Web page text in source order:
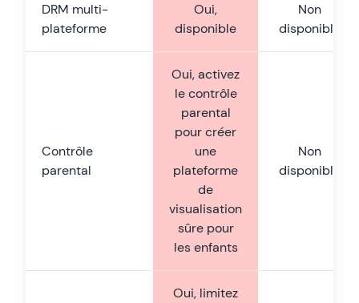
DRM multi-
plateforme
Oui,
disponible
Non
disponible
Contrôle
parental
Oui, activez
le contrôle
parental
pour créer
une
plateforme
de
visualisation
sûre pour
les enfants
Non
disponible
Oui, limitez